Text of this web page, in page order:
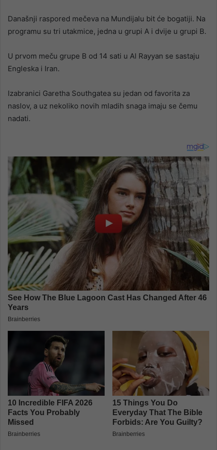
Današnji raspored mečeva na Mundijalu bit će bogatiji. Na
programu su tri utakmice, jedna u grupi A i dvije u grupi B.
U prvom meču grupe B od 14 sati u Al Rayyan se sastaju
Engleska i Iran.
Izabranici Garetha Southgatea su jedan od favorita za
naslov, a uz nekoliko novih mladih snaga imaju se čemu
nadati.